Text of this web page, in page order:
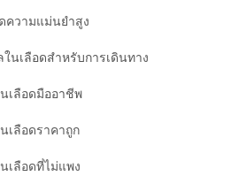
ความแม่นยำสูง
นเลือดสำหรับการเดินทาง
เลือดมืออาชีพ
เลือดราคาถูก
เลือดที่ไม่แพง